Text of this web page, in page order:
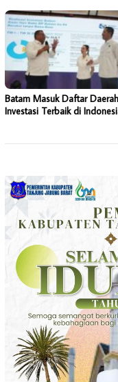
Batam Masuk Daftar Daerah
Investasi Terbaik di